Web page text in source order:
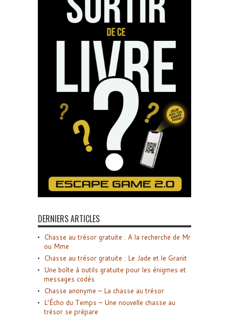
DERNIERS ARTICLES
Chasse au trésor gratuite : A la recherche de Mr
ou Mme
Chasse au trésor gratuite : Le Jade et le Granit
Une boîte à outils gratuite pour les énigmes et
messages codés
Chasse anonyme – La chasse au trésor
L’Écho du Temps – Une nouvelle chasse au
trésor se prépare